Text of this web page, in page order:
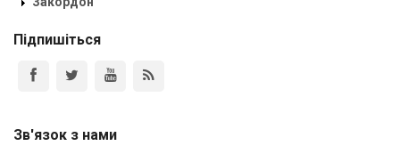
Підпишіться
Зв'язок з нами